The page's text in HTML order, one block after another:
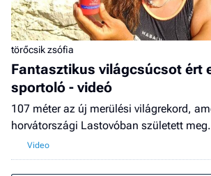
törőcsik zsófia
Fantasztikus világcsúcsot ért
sportoló - videó
107 méter az új merülési világrekord,
horvátországi Lastovóban született meg.